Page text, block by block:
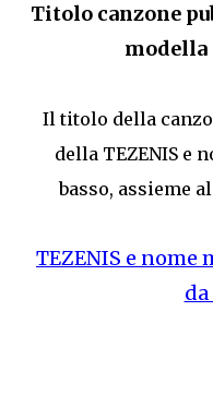
Titolo canzone
modella
Il titolo della
della TEZENIS e
basso, assieme
TEZENIS e